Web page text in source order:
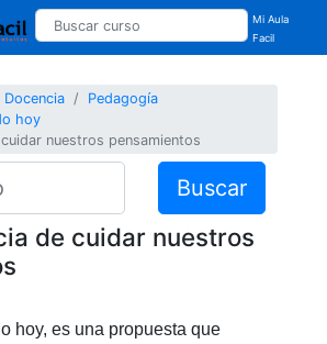
Mi Aula
Facil
Docencia
Pedagogía
hoy
nuestros pensamientos
Buscar
de cuidar nuestros
hoy, es una propuesta que